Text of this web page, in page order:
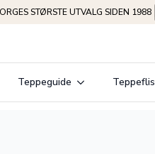
STØRSTE UTVALG SIDEN 1988
Teppeguide Teppeflis